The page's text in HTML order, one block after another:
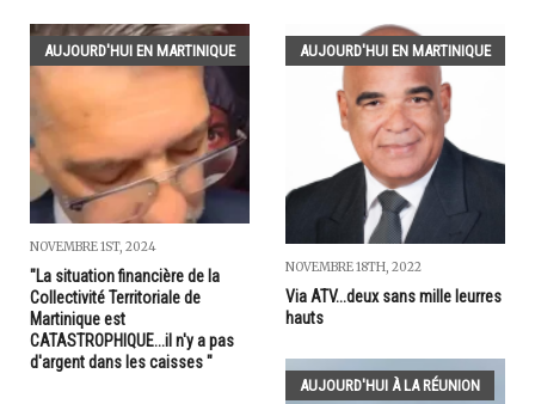
AUJOURD'HUI EN MARTINIQUE
NOVEMBRE 1ST, 2024
"La situation financière de la
Collectivité Territoriale de
Martinique est
CATASTROPHIQUE...il n'y a pas
d'argent dans les caisses "
AUJOURD'HUI EN MARTINIQUE
NOVEMBRE 18TH, 2022
Via ATV...deux sans mille leurres
hauts
AUJOURD'HUI À LA RÉUNION